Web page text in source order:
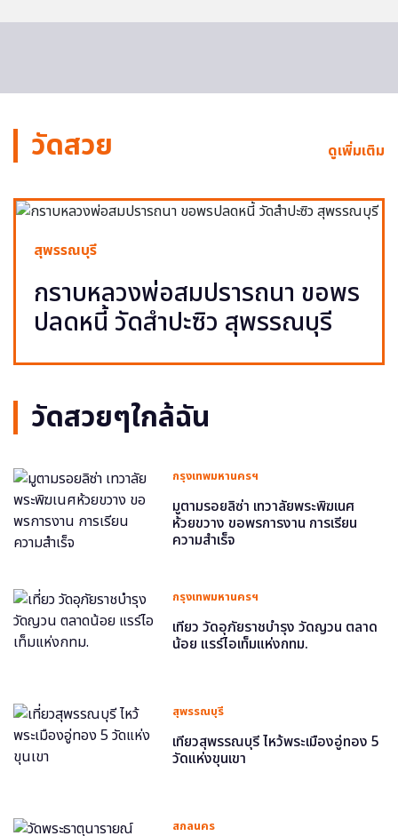
วัดสวย ดูเพิ่มเติม
สุพรรณบุรี
กราบหลวงพ่อสมปรารถนา ขอพร
ปลดหนี้ วัดสำปะซิว สุพรรณบุรี
วัดสวยๆใกล้ฉัน
กรุงเทพมหานครฯ
มูตามรอยลิซ่า เทวาลัยพระพิฆเนศ
ห้วยขวาง ขอพรการงาน การเรียน
ความสำเร็จ
กรุงเทพมหานครฯ
เที่ยว วัดอุภัยราชบำรุง วัดญวน ตลาด
น้อย แรร์ไอเท็มแห่งกทม.
สุพรรณบุรี
เที่ยวสุพรรณบุรี ไหว้พระเมืองอู่ทอง 5
วัดแห่งขุนเขา
สกลนคร